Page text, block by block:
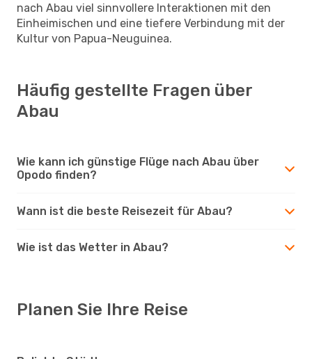
nach Abau viel sinnvollere Interaktionen mit den
Einheimischen und eine tiefere Verbindung mit der
Kultur von Papua-Neuguinea.
Häufig gestellte Fragen über
Abau
Wie kann ich günstige Flüge nach Abau über
Opodo finden?
Wann ist die beste Reisezeit für Abau?
Wie ist das Wetter in Abau?
Planen Sie Ihre Reise